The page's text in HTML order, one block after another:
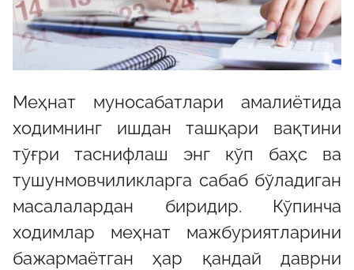
Меҳнат муносабатлари амалиётида
ходимнинг ишдан ташқари вақтини
тўғри таснифлаш энг кўп баҳс ва
тушунмовчиликларга сабаб бўладиган
масалалардан биридир. Кўпинча
ходимлар меҳнат мажбуриятларини
бажармаётган ҳар қандай даврни